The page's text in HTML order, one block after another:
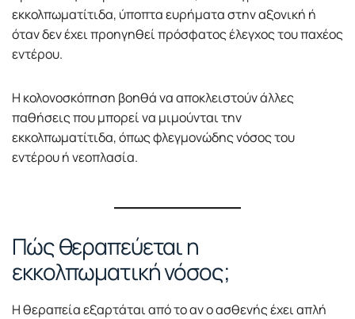
εκκολπωματίτιδα, ύποπτα ευρήματα στην αξονική ή
όταν δεν έχει προηγηθεί πρόσφατος έλεγχος του παχέος
εντέρου.
Η κολονοσκόπηση βοηθά να αποκλειστούν άλλες
παθήσεις που μπορεί να μιμούνται την
εκκολπωματίτιδα, όπως φλεγμονώδης νόσος του
εντέρου ή νεοπλασία.
Πώς θεραπεύεται η
εκκολπωματική νόσος;
Η θεραπεία εξαρτάται από το αν ο ασθενής έχει απλή